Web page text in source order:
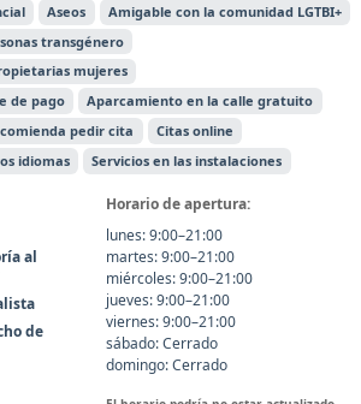
Aseos
Amigable con la comunidad LGTBI+
transgénero
mujeres
de pago
Aparcamiento en la calle gratuito
pedir cita
Citas online
idiomas
Servicios en las instalaciones
al
de
Horario de apertura:
lunes: 9:00–21:00
martes: 9:00–21:00
miércoles: 9:00–21:00
jueves: 9:00–21:00
viernes: 9:00–21:00
sábado: Cerrado
domingo: Cerrado